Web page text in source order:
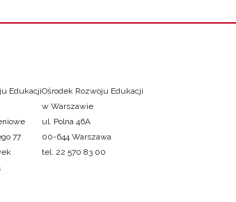
Edukacji
77
Ośrodek Rozwoju Edukacji
w Warszawie
ul. Polna 46A
00-644 Warszawa
tel. 22 570 83 00